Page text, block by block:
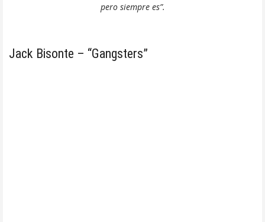
pero siempre es”.
Jack Bisonte – “Gangsters”